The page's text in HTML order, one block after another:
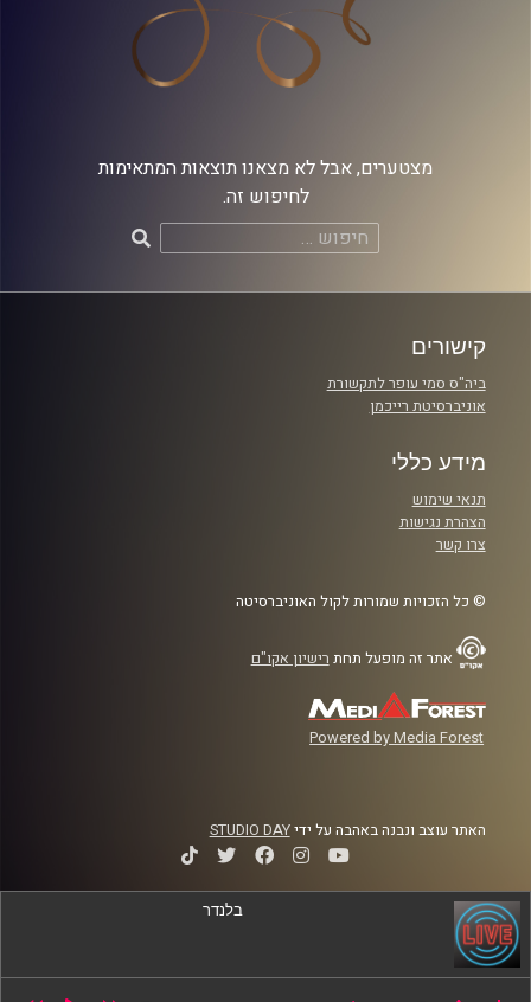
מצטערים, אבל לא מצאנו תוצאות המתאימות
לחיפוש זה.
חיפוש:
קישורים
ביה"ס סמי עופר לתקשורת
אוניברסיטת רייכמן
מידע כללי
תנאי שימוש
הצהרת נגישות
צרו קשר
© כל הזכויות שמורות לקול האוניברסיטה
אתר זה מופעל תחת רישיון אקו"ם
Powered by Media Forest
האתר עוצב ונבנה באהבה על ידיSTUDIO DAY
בלנדר